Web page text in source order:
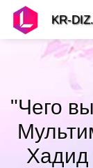
"Чего
KR-
Топ новостей
Рубрики»